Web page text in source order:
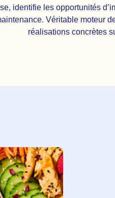
identifie les opportunités
Véritable moteur
réalisations concrètes